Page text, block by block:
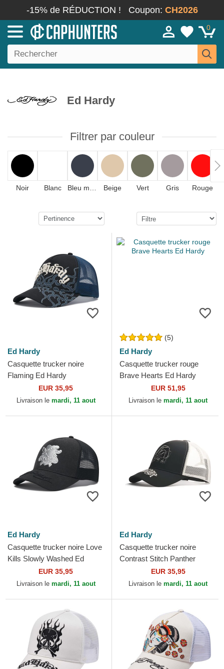
-15% de RÉDUCTION ! Coupon: CH2026
0
Ed Hardy
Filtrer par couleur
Noir Blanc Beige Vert Gris Rouge
Ed Hardy
Casquette trucker noire
Flaming Ed Hardy
EUR 35,95
Livraison le mardi, 11 aout
(5)
Ed Hardy
Casquette trucker rouge
Brave Hearts Ed Hardy
EUR 51,95
Livraison le mardi, 11 aout
Ed Hardy
Casquette trucker noire Love
Kills Slowly Washed Ed
EUR 35,95
Livraison le mardi, 11 aout
Ed Hardy
Casquette trucker noire
Contrast Stitch Panther
Graphic Ed Hardy
EUR 35,95
Livraison le mardi, 11 aout